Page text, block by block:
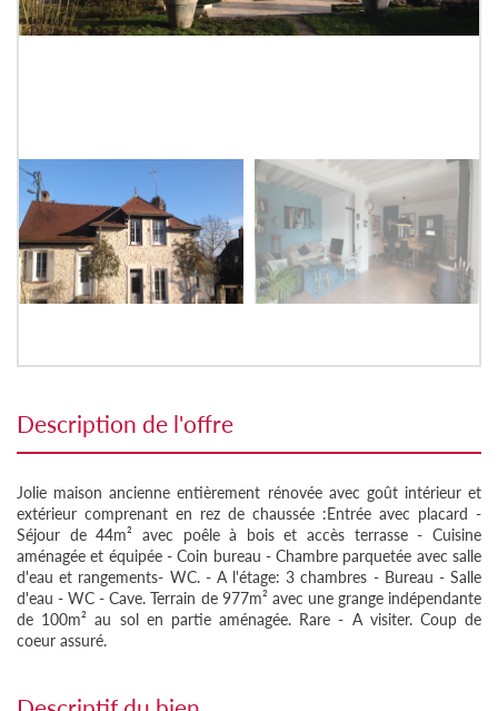
description de l'offre
Jolie maison ancienne entièrement rénovée avec goût intérieur et
extérieur comprenant en rez de chaussée :Entrée avec placard -
Séjour de 44m² avec poêle à bois et accès terrasse - Cuisine
aménagée et équipée - Coin bureau - Chambre parquetée avec salle
d'eau et rangements- WC. - A l'étage: 3 chambres - Bureau - Salle
d'eau - WC - Cave. Terrain de 977m² avec une grange indépendante
de 100m² au sol en partie aménagée. Rare - A visiter. Coup de
coeur assuré.